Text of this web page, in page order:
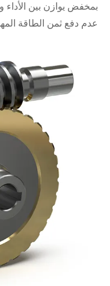
بمخفض يوازن بين الأداء
عدم دفع ثمن الطاقة